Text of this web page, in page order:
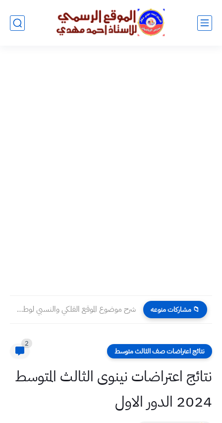
📁 مشاركات منوعه شرح موضوع الموقع الفلكي والنسبي لوطننا العراق الاجتماعيات للصف الخامس...
نتائج اعتراضات صف الثالث متوسط
2
نتائج اعتراضات نينوى الثالث المتوسط
2024 الدور الاول